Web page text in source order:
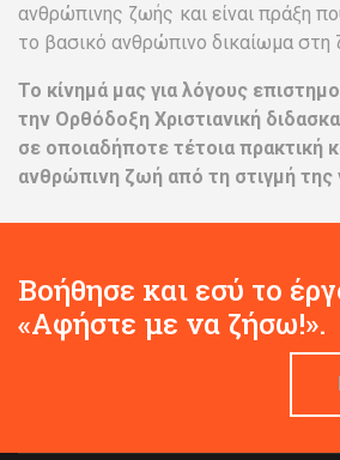
ανθρώπινης ζωής και είναι πράξη
το βασικό ανθρώπινο δικαίωμα στη
Το κίνημά μας για λόγους
την Ορθόδοξη Χριστιανική
σε οποιαδήποτε τέτοια πρακτική
ανθρώπινη ζωή από τη στιγμή της
Βοήθησε και εσύ το
«Αφήστε με να ζήσω!».